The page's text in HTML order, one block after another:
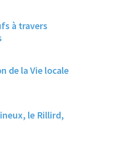
à travers
de la Vie locale
le Rillird,